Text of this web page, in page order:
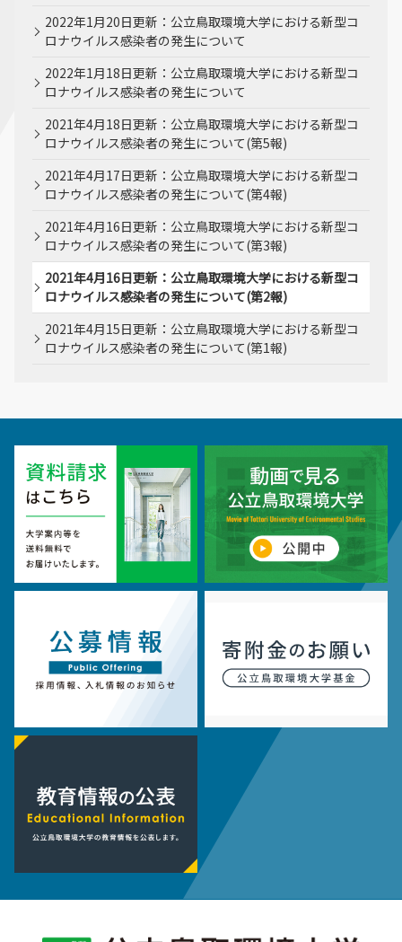
2022年1月20日更新：公立鳥取環境大学における新型コ
ロナウイルス感染者の発生について
2022年1月18日更新：公立鳥取環境大学における新型コ
ロナウイルス感染者の発生について
2021年4月18日更新：公立鳥取環境大学における新型コ
ロナウイルス感染者の発生について(第5報)
2021年4月17日更新：公立鳥取環境大学における新型コ
ロナウイルス感染者の発生について(第4報)
2021年4月16日更新：公立鳥取環境大学における新型コ
ロナウイルス感染者の発生について(第3報)
2021年4月16日更新：公立鳥取環境大学における新型コ
ロナウイルス感染者の発生について(第2報)
2021年4月15日更新：公立鳥取環境大学における新型コ
ロナウイルス感染者の発生について(第1報)